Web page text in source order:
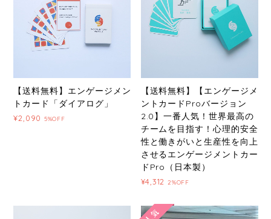
【送料無料】エンゲージメン
トカード「ダイアログ」
¥2,090 5%OFF
【送料無料】【エンゲージメ
ントカードProバージョン
2.0】一番人気！世界最高の
チームを目指す！心理的安全
性と働きがいと生産性を向上
させるエンゲージメントカー
ドPro（日本製）
¥4,312 2%OFF